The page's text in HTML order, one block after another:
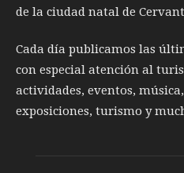
de la ciudad natal de
Cada día publicamos las
con especial atención al
actividades, eventos,
exposiciones, turismo y